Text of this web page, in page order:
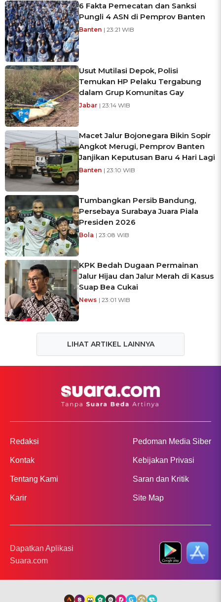
6 Fakta Pemecatan dan Sanksi
Pungli 4 ASN di Pemprov Banten
Banten | 23:21 WIB
Usut Mutilasi Depok, Polisi
Temukan HP Pelaku Tergabung
dalam Grup Komunitas Gay
Jabar | 23:14 WIB
Macet Jalur Bojonegara Bikin Sopir
Angkot Merugi, Pemprov Banten
Janjikan Keputusan Baru 4 Hari Lagi
Banten | 23:10 WIB
Tumbangkan Persib Bandung,
Persebaya Surabaya Juara Piala
Presiden 2026
Bola | 23:08 WIB
KPK Bedah Dugaan Permainan
Jalur Hijau dan Jalur Merah di Kasus
Suap Bea Cukai
News | 23:01 WIB
LIHAT ARTIKEL LAINNYA
Redaksi
Kontak
Tentang Kami
Karir
Pedoman Media Siber
Kebijakan Privasi
Saran dan Kritik
Site Map
Dapatkan Aplikasi
Suara.com